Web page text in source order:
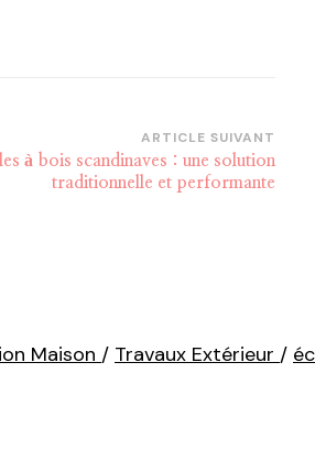
ARTICLE SUIVANT
à bois scandinaves : une solution
traditionnelle et performante
Maison / Travaux Extérieur /